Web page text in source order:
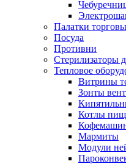
Палатки
Посуда
Противни
Стерилизаторы
Тепловое
Витрины
Зонты
Котлы
Мармиты
Модули